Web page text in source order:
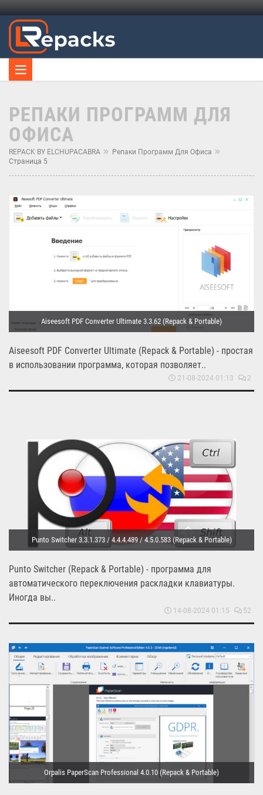
РЕПАКИ ПРОГРАММ ДЛЯ
ОФИСА
REPACK BY ELCHUPACABRA
Репаки Программ Для Офиса
Страница 5
Aiseesoft PDF Converter Ultimate 3.3.62 (Repack & Portable)
Aiseesoft PDF Converter Ultimate (Repack & Portable) - простая
в использовании программа, которая позволяет..
21-08-2024 01:13 2
Punto Switcher 3.3.1.373 / 4.4.4.489 / 4.5.0.583 (Repack & Portable)
Punto Switcher (Repack & Portable) - программа для
автоматического переключения раскладки клавиатуры.
Иногда вы..
14-08-2024 01:15 52
Orpalis PaperScan Professional 4.0.10 (Repack & Portable)